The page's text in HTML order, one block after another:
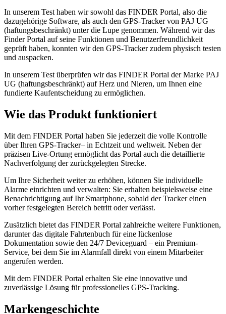
In unserem Test haben wir sowohl das FINDER Portal, also die
dazugehörige Software, als auch den GPS-Tracker von PAJ UG
(haftungsbeschränkt) unter die Lupe genommen. Während wir das
Finder Portal auf seine Funktionen und Benutzerfreundlichkeit
geprüft haben, konnten wir den GPS-Tracker zudem physisch testen
und auspacken.
In unserem Test überprüfen wir das FINDER Portal der Marke PAJ
UG (haftungsbeschränkt) auf Herz und Nieren, um Ihnen eine
fundierte Kaufentscheidung zu ermöglichen.
Wie das Produkt funktioniert
Mit dem FINDER Portal haben Sie jederzeit die volle Kontrolle
über Ihren GPS-Tracker– in Echtzeit und weltweit. Neben der
präzisen Live-Ortung ermöglicht das Portal auch die detaillierte
Nachverfolgung der zurückgelegten Strecke.
Um Ihre Sicherheit weiter zu erhöhen, können Sie individuelle
Alarme einrichten und verwalten: Sie erhalten beispielsweise eine
Benachrichtigung auf Ihr Smartphone, sobald der Tracker einen
vorher festgelegten Bereich betritt oder verlässt.
Zusätzlich bietet das FINDER Portal zahlreiche weitere Funktionen,
darunter das digitale Fahrtenbuch für eine lückenlose
Dokumentation sowie den 24/7 Deviceguard – ein Premium-
Service, bei dem Sie im Alarmfall direkt von einem Mitarbeiter
angerufen werden.
Mit dem FINDER Portal erhalten Sie eine innovative und
zuverlässige Lösung für professionelles GPS-Tracking.
Markengeschichte